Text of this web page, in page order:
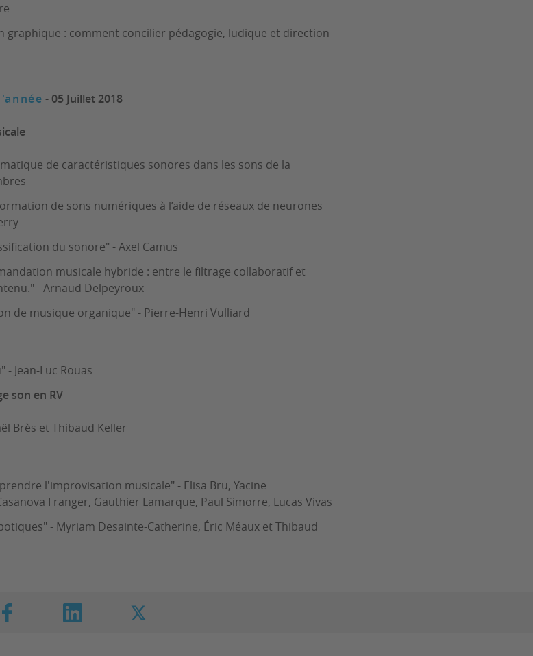
graphique : comment concilier pédagogie, ludique et direction
- 05 Juillet 2018
de caractéristiques sonores dans les sons de la
de sons numériques à l’aide de réseaux de neurones
du sonore" - Axel Camus
musicale hybride : entre le filtrage collaboratif et
- Arnaud Delpeyroux
de musique organique" - Pierre-Henri Vulliard
Jean-Luc Rouas
son en RV
Brès et Thibaud Keller
l'improvisation musicale" - Elisa Bru, Yacine
Franger, Gauthier Lamarque, Paul Simorre, Lucas Vivas
- Myriam Desainte-Catherine, Éric Méaux et Thibaud